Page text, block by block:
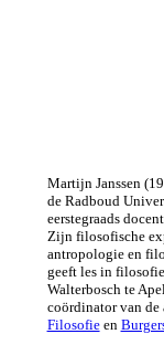
Martijn Janssen
de Radboud
eerstegraads
Zijn filosofische
antropologie en
geeft les in
Walterbosch te
coördinator van
Filosofieen